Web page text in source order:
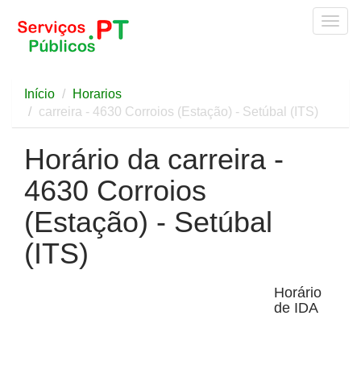
Início
Horarios
carreira - 4630 Corroios (Estação) - Setúbal (ITS)
Horário da carreira -
4630 Corroios
(Estação) - Setúbal
(ITS)
Horário
de IDA